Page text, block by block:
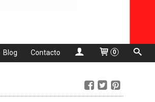
Blog Contacto 0